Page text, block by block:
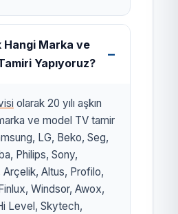
Hangi Marka ve
Yapıyoruz?
olarak 20 yılı aşkın
ve model TV tamir
LG, Beko, Seg,
Philips, Sony,
Arçelik, Altus, Profilo,
Windsor, Awox,
Level, Skytech,